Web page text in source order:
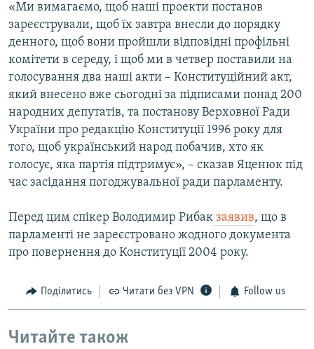
«Ми вимагаємо, щоб наші проекти постанов
зареєстрували, щоб їх завтра внесли до порядку
денного, щоб вони пройшли відповідні профільні
комітети в середу, і щоб ми в четвер поставили на
голосування два наші акти – Конституційний акт,
який внесено вже сьогодні за підписами понад 200
народних депутатів, та постанову Верховної Ради
України про редакцію Конституції 1996 року для
того, щоб український народ побачив, хто як
голосує, яка партія підтримує», – сказав Яценюк під
час засідання погоджувальної ради парламенту.
Перед цим спікер Володимир Рибак заявив, що в
парламенті не зареєстровано жодного документа
про повернення до Конституції 2004 року.
Поділитись Читати без VPN Follow us
Читайте також